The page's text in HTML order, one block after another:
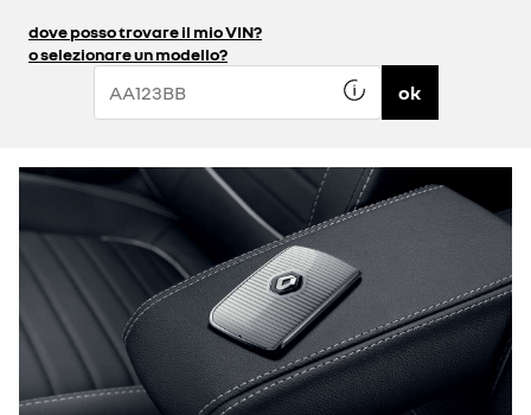
dove posso trovare il mio VIN?
o selezionare un modello?
ok